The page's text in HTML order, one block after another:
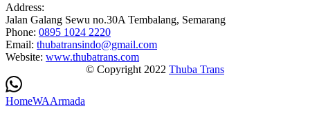
Address:
Jalan Galang Sewu no.30A Tembalang, Semarang
Phone: 0895 1024 2220
Email: thubatransindo@gmail.com
Website: www.thubatrans.com
© Copyright 2022 Thuba Trans
HomeWAArmada